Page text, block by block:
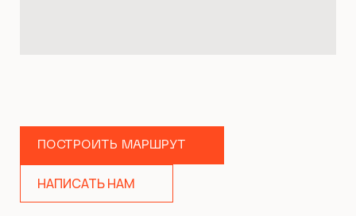
ПОСТРОИТЬ МАРШРУТ
НАПИСАТЬ НАМ